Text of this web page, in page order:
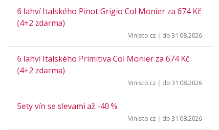
6 lahví Italského Pinot Grigio Col Monier za 674 Kč
(4+2 zdarma)
Vinisto.cz | do 31.08.2026
6 lahví Italského Primitiva Col Monier za 674 Kč
(4+2 zdarma)
Vinisto.cz | do 31.08.2026
Sety vín se slevami až -40 %
Vinisto.cz | do 31.08.2026